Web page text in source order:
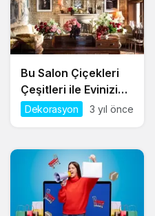
Bu Salon Çiçekleri
Çeşitleri ile Evinizin
Havasını Değiştirin!
Dekorasyon 3 yıl önce